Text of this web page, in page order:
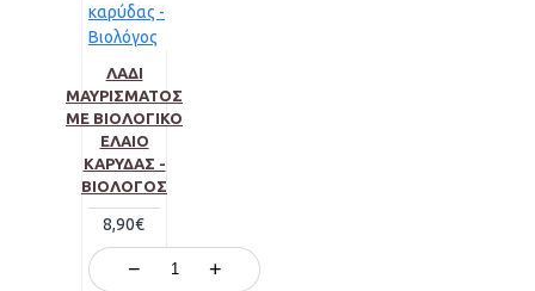
ΛΆΔΙ
ΜΑΥΡΊΣΜΑΤΟΣ
ΜΕ ΒΙΟΛΟΓΙΚΌ
ΈΛΑΙΟ
ΚΑΡΎΔΑΣ -
ΒΙΟΛΌΓΟΣ
8,90€
− +